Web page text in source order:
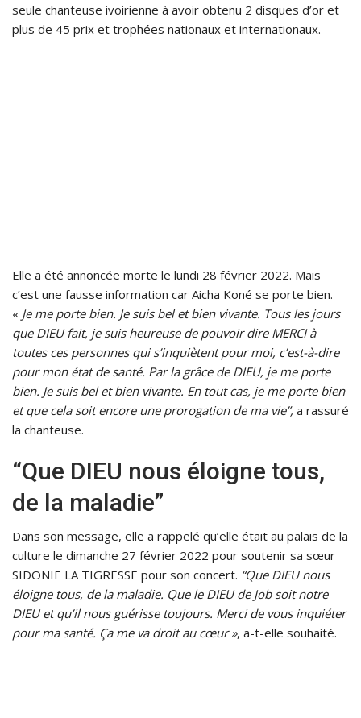
seule chanteuse ivoirienne à avoir obtenu 2 disques d’or et
plus de 45 prix et trophées nationaux et internationaux.
Elle a été annoncée morte le lundi 28 février 2022. Mais
c’est une fausse information car Aicha Koné se porte bien.
« Je me porte bien. Je suis bel et bien vivante. Tous les jours
que DIEU fait, je suis heureuse de pouvoir dire MERCI à
toutes ces personnes qui s’inquiètent pour moi, c’est-à-dire
pour mon état de santé. Par la grâce de DIEU, je me porte
bien. Je suis bel et bien vivante. En tout cas, je me porte bien
et que cela soit encore une prorogation de ma vie”, a rassuré
la chanteuse.
“Que DIEU nous éloigne tous,
de la maladie”
Dans son message, elle a rappelé qu’elle était au palais de la
culture le dimanche 27 février 2022 pour soutenir sa sœur
SIDONIE LA TIGRESSE pour son concert. “Que DIEU nous
éloigne tous, de la maladie. Que le DIEU de Job soit notre
DIEU et qu’il nous guérisse toujours. Merci de vous inquiéter
pour ma santé. Ça me va droit au cœur », a-t-elle souhaité.